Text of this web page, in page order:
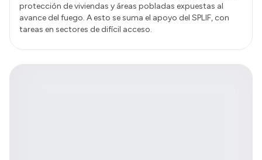
protección de viviendas y áreas pobladas expuestas al
avance del fuego. A esto se suma el apoyo del SPLIF, con
tareas en sectores de difícil acceso.